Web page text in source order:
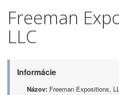
Freeman
LLC
Informácie
Názov: Freeman Expositions,